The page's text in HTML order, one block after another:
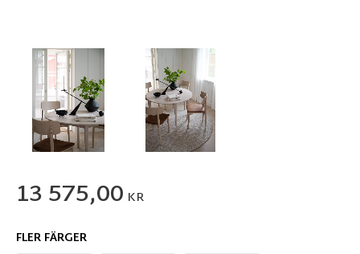
13 575,00 KR
FLER FÄRGER